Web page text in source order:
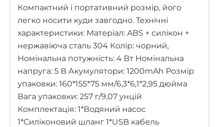
Компактний і портативний розмір, його
легко носити куди завгодно. Технічні
характеристики: Матеріал: ABS + силікон +
нержавіюча сталь 304 Колір: чорний,
Номінальна потужність: 4 Вт Номінальна
напруга: 5 В Акумулятори: 1200mAh Розмір
упаковки: 160*155*75 мм/6,3*6,1*2,95 дюйма
Вага упаковки: 257 г/9,07 унцій
Комплектація: 1*Водяний насос
1*Силіконовий шланг 1*USB кабель